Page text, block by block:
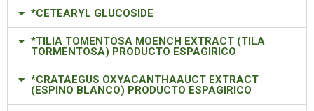
*CETEARYL GLUCOSIDE
*TILIA TOMENTOSA MOENCH EXTRACT (TILA
TORMENTOSA) PRODUCTO ESPAGIRICO
*CRATAEGUS OXYACANTHAAUCT EXTRACT
(ESPINO BLANCO) PRODUCTO ESPAGIRICO